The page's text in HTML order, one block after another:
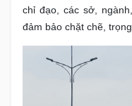
chỉ đạo, các sở,
đảm bảo chặt chẽ,